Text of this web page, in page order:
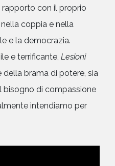
con il proprio
coppia e nella
e la democrazia.
e terrificante, Lesioni
della brama di potere, sia
bisogno di compassione
intendiamo per